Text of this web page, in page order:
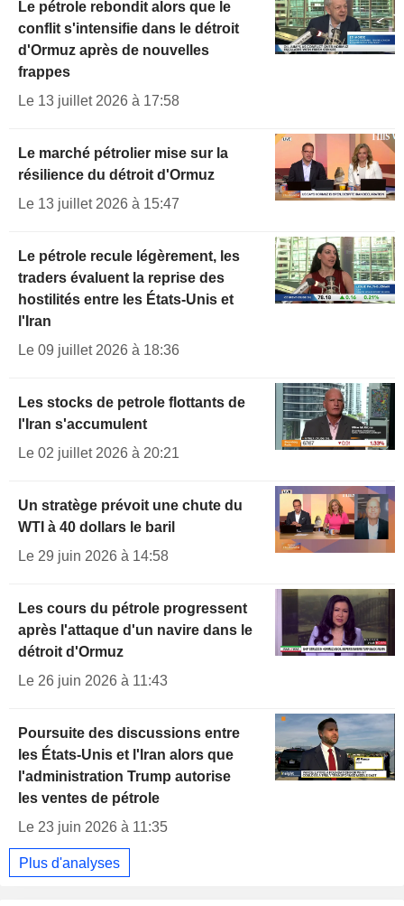
Le pétrole rebondit alors que le
conflit s'intensifie dans le détroit
d'Ormuz après de nouvelles
frappes
Le 13 juillet 2026 à 17:58
Le marché pétrolier mise sur la
résilience du détroit d'Ormuz
Le 13 juillet 2026 à 15:47
Le pétrole recule légèrement, les
traders évaluent la reprise des
hostilités entre les États-Unis et
l'Iran
Le 09 juillet 2026 à 18:36
Les stocks de petrole flottants de
l'Iran s'accumulent
Le 02 juillet 2026 à 20:21
Un stratège prévoit une chute du
WTI à 40 dollars le baril
Le 29 juin 2026 à 14:58
Les cours du pétrole progressent
après l'attaque d'un navire dans le
détroit d'Ormuz
Le 26 juin 2026 à 11:43
Poursuite des discussions entre
les États-Unis et l'Iran alors que
l'administration Trump autorise
les ventes de pétrole
Le 23 juin 2026 à 11:35
Plus d'analyses